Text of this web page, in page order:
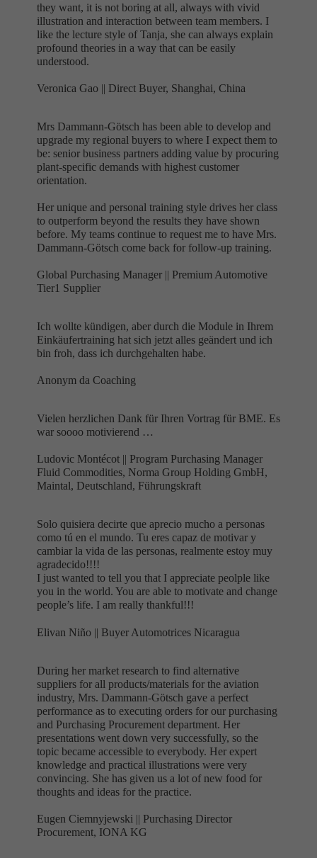
they want, it is not boring at all, always with vivid
illustration and interaction between team members. I
like the lecture style of Tanja, she can always explain
profound theories in a way that can be easily
understood.
Veronica Gao || Direct Buyer, Shanghai, China
Mrs Dammann-Götsch has been able to develop and
upgrade my regional buyers to where I expect them to
be: senior business partners adding value by procuring
plant-specific demands with highest customer
orientation.
Her unique and personal training style drives her class
to outperform beyond the results they have shown
before. My teams continue to request me to have Mrs.
Dammann-Götsch come back for follow-up training.
Global Purchasing Manager || Premium Automotive
Tier1 Supplier
Ich wollte kündigen, aber durch die Module in Ihrem
Einkäufertraining hat sich jetzt alles geändert und ich
bin froh, dass ich durchgehalten habe.
Anonym da Coaching
Vielen herzlichen Dank für Ihren Vortrag für BME. Es
war soooo motivierend …
Ludovic Montécot || Program Purchasing Manager
Fluid Commodities, Norma Group Holding GmbH,
Maintal, Deutschland, Führungskraft
Solo quisiera decirte que aprecio mucho a personas
como tú en el mundo. Tu eres capaz de motivar y
cambiar la vida de las personas, realmente estoy muy
agradecido!!!!
I just wanted to tell you that I appreciate peolple like
you in the world. You are able to motivate and change
people’s life. I am really thankful!!!
Elivan Niño || Buyer Automotrices Nicaragua
During her market research to find alternative
suppliers for all products/materials for the aviation
industry, Mrs. Dammann-Götsch gave a perfect
performance as to executing orders for our purchasing
and Purchasing Procurement department. Her
presentations went down very successfully, so the
topic became accessible to everybody. Her expert
knowledge and practical illustrations were very
convincing. She has given us a lot of new food for
thoughts and ideas for the practice.
Eugen Ciemnyjewski || Purchasing Director
Procurement, IONA KG